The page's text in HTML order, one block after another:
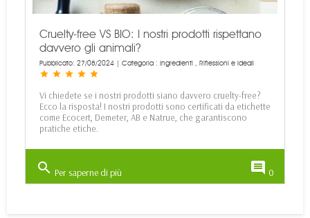
Cruelty-free VS BIO: I nostri prodotti rispettano
davvero gli animali?
Pubblicato: 27/08/2024 | Categoria : Ingredienti , Riflessioni e ideali
star star star star star
Vi chiedete se i nostri prodotti siano davvero cruelty-free?
Ecco la risposta! I nostri prodotti sono certificati da etichette
come Ecocert, Demeter, AB e Natrue, che garantiscono
pratiche etiche.
search Per saperne di più comment 0